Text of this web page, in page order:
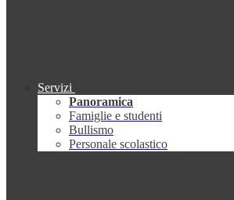
Servizi
Panoramica
Famiglie e studenti
Bullismo
Personale scolastico